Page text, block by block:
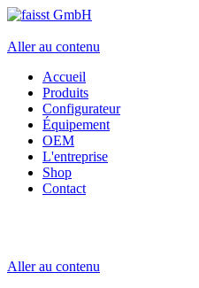
Aller au contenu
Accueil
Produits
Configurateur
Équipement
OEM
L'entreprise
Shop
Contact
Aller au contenu